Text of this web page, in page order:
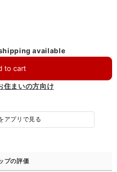
available
to cart
住まいの方向け
アプリで見る
プの評価